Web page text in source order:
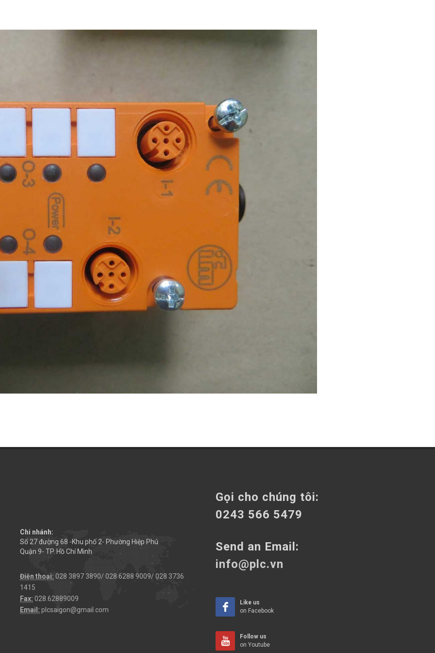
Chi nhánh:
Số 27 đường 68 -Khu phố 2- Phường Hiệp Phú
Quận 9- TP. Hồ Chí Minh
Điện thoại: 028 3897 3890/ 028 6288 9009/ 028 3736
1415
Fax: 028.62889009
Email: plcsaigon@gmail.com
Gọi cho chúng tôi:
0243 566 5479
Send an Email:
info@plc.vn
Like us
on Facebook
Follow us
on Youtube